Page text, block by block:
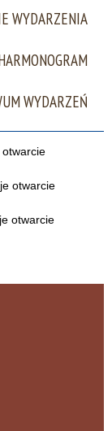
WYDARZENIA
WYDARZEŃ